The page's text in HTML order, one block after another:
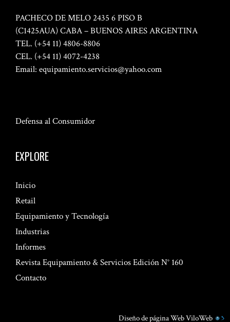
PACHECO DE MELO 2435 6 PISO B
(C1425AUA) CABA – BUENOS AIRES ARGENTINA
TEL. (+54 11) 4806-8806
CEL. (+54 11) 4072-4238
Email: equipamiento.servicios@yahoo.com
Defensa al Consumidor
EXPLORE
Inicio
Retail
Equipamiento y Tecnología
Industrias
Informes
Revista Equipamiento & Servicios Edición N° 160
Contacto
Diseño de página WebViloWeb